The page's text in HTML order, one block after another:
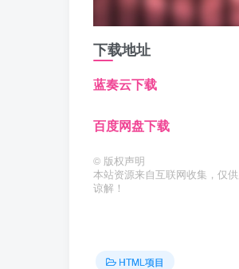
下载地址
蓝奏云下载
百度网盘下载
© 版权声明
本站资源来自互联网收集，仅
谅解！
HTML项目